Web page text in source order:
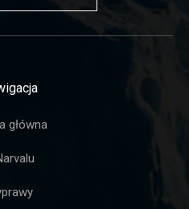
główna